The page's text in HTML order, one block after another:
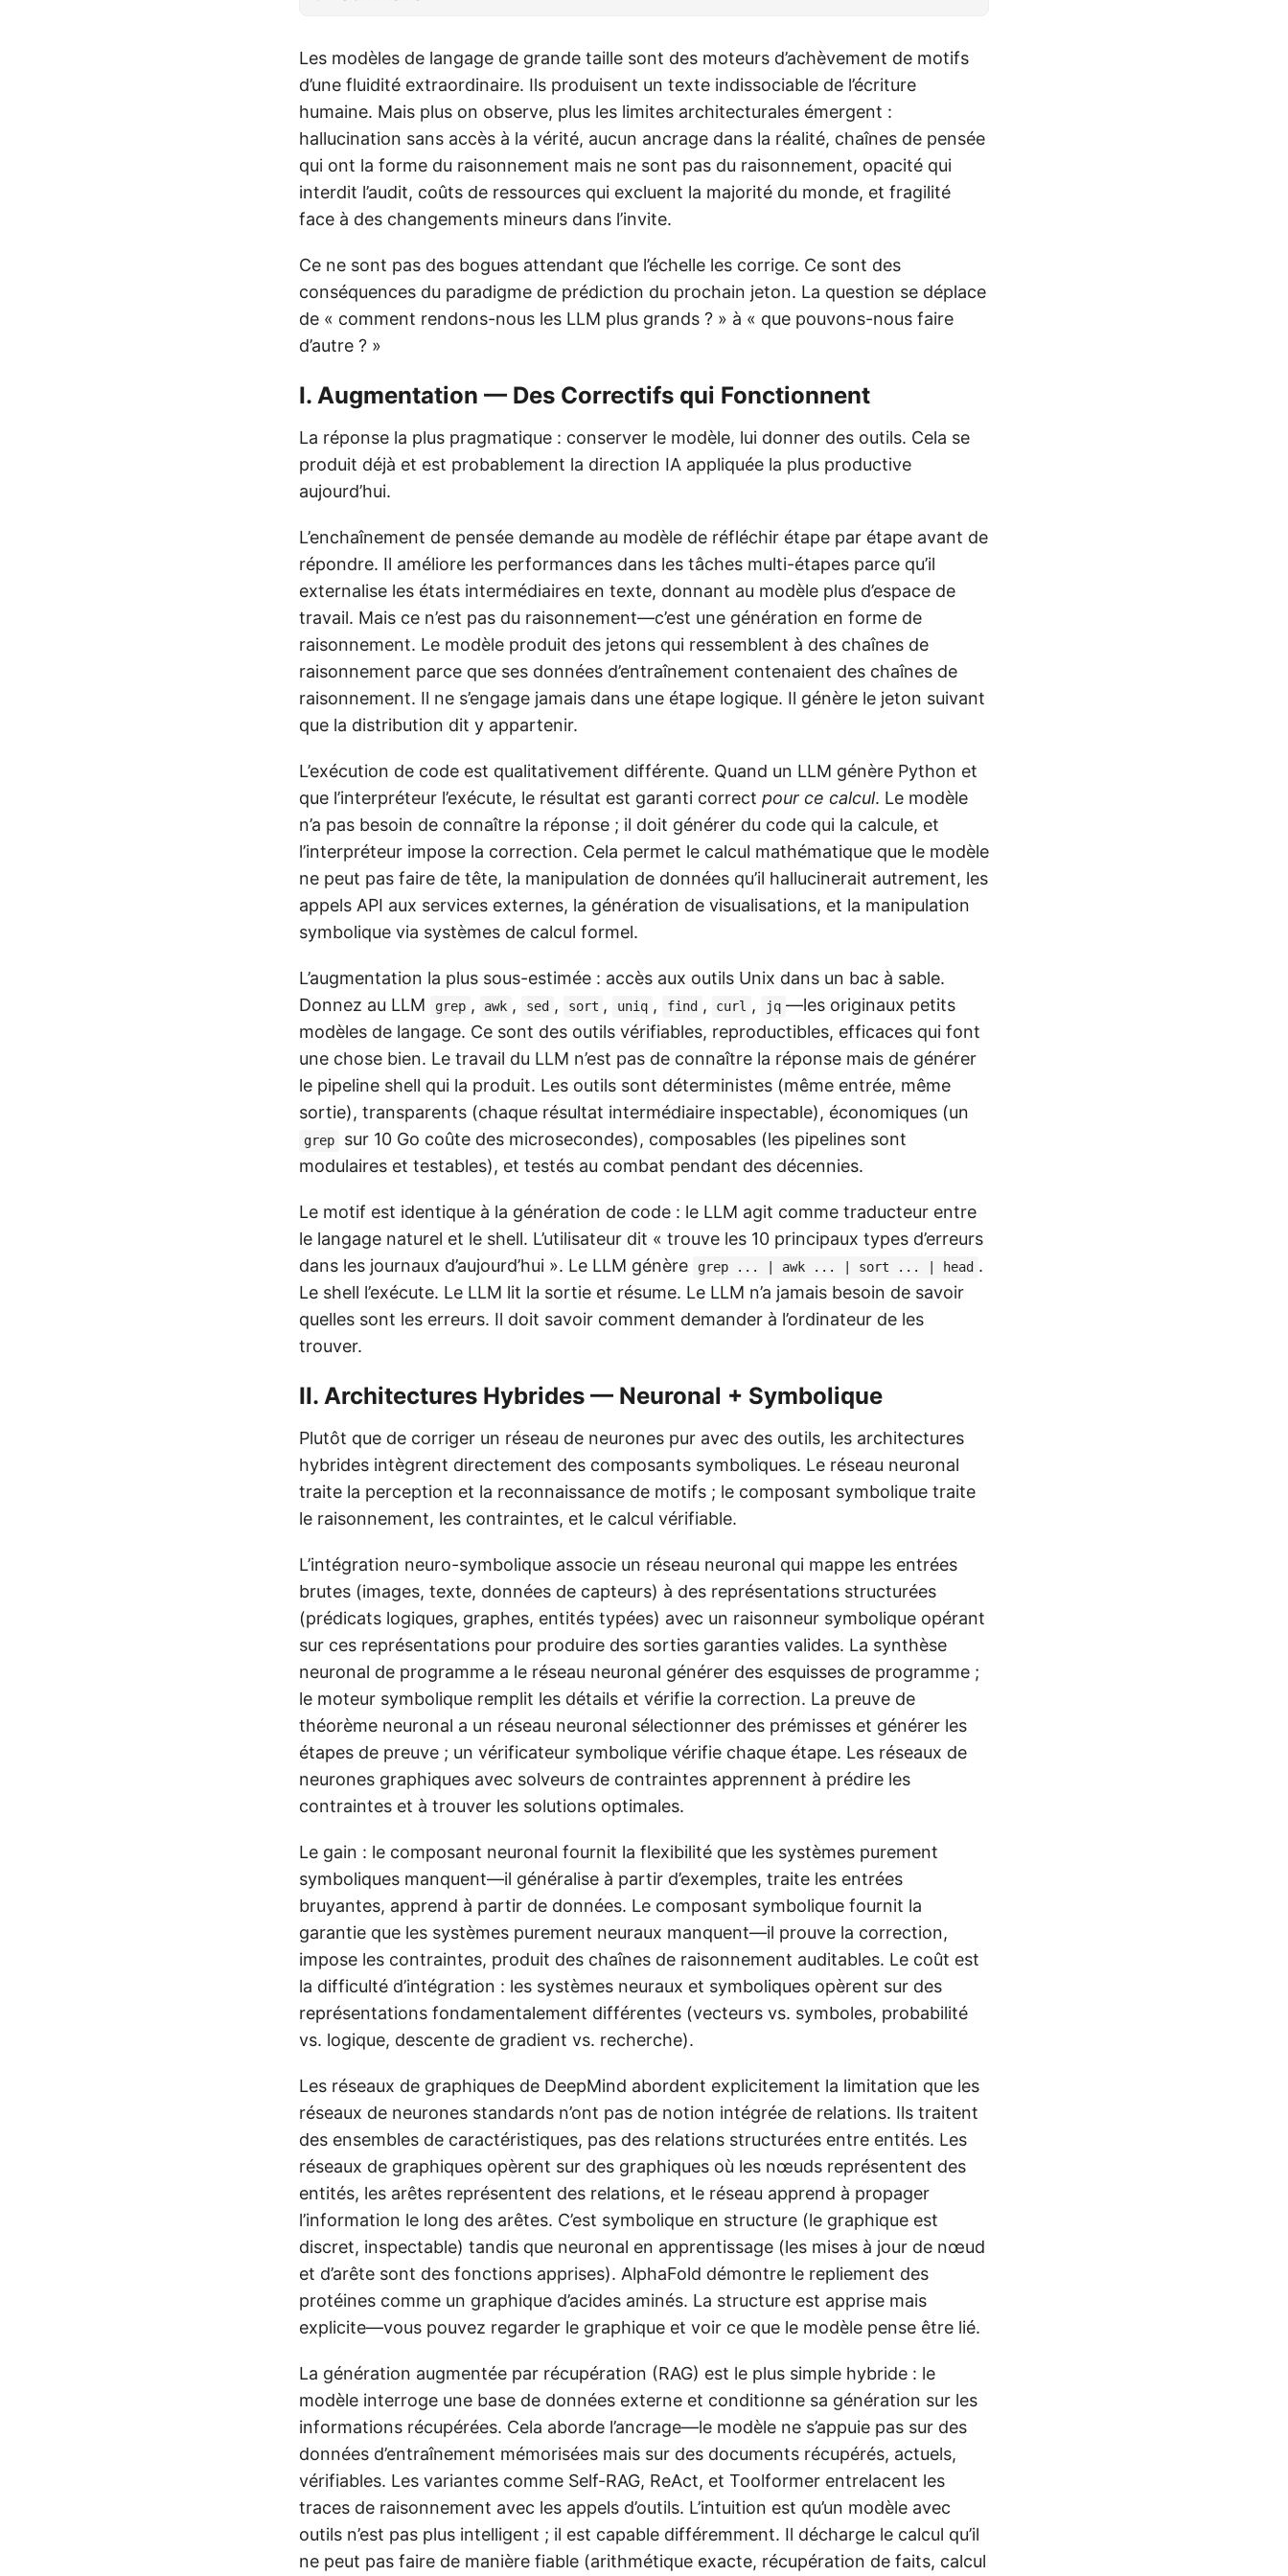
Les modèles de langage de grande taille sont des moteurs d’achèvement de motifs
d’une fluidité extraordinaire. Ils produisent un texte indissociable de l’écriture
humaine. Mais plus on observe, plus les limites architecturales émergent :
hallucination sans accès à la vérité, aucun ancrage dans la réalité, chaînes de pensée
qui ont la forme du raisonnement mais ne sont pas du raisonnement, opacité qui
interdit l’audit, coûts de ressources qui excluent la majorité du monde, et fragilité
face à des changements mineurs dans l’invite.
Ce ne sont pas des bogues attendant que l’échelle les corrige. Ce sont des
conséquences du paradigme de prédiction du prochain jeton. La question se déplace
de « comment rendons-nous les LLM plus grands ? » à « que pouvons-nous faire
d’autre ? »
I. Augmentation — Des Correctifs qui Fonctionnent
La réponse la plus pragmatique : conserver le modèle, lui donner des outils. Cela se
produit déjà et est probablement la direction IA appliquée la plus productive
aujourd’hui.
L’enchaînement de pensée demande au modèle de réfléchir étape par étape avant de
répondre. Il améliore les performances dans les tâches multi-étapes parce qu’il
externalise les états intermédiaires en texte, donnant au modèle plus d’espace de
travail. Mais ce n’est pas du raisonnement—c’est une génération en forme de
raisonnement. Le modèle produit des jetons qui ressemblent à des chaînes de
raisonnement parce que ses données d’entraînement contenaient des chaînes de
raisonnement. Il ne s’engage jamais dans une étape logique. Il génère le jeton suivant
que la distribution dit y appartenir.
L’exécution de code est qualitativement différente. Quand un LLM génère Python et
que l’interpréteur l’exécute, le résultat est garanti correct pour ce calcul. Le modèle
n’a pas besoin de connaître la réponse ; il doit générer du code qui la calcule, et
l’interpréteur impose la correction. Cela permet le calcul mathématique que le modèle
ne peut pas faire de tête, la manipulation de données qu’il hallucinerait autrement, les
appels API aux services externes, la génération de visualisations, et la manipulation
symbolique via systèmes de calcul formel.
L’augmentation la plus sous-estimée : accès aux outils Unix dans un bac à sable.
Donnez au LLM
grep , awk , sed , sort , uniq , find , curl , jq —les originaux petits
modèles de langage. Ce sont des outils vérifiables, reproductibles, efficaces qui font
une chose bien. Le travail du LLM n’est pas de connaître la réponse mais de générer
le pipeline shell qui la produit. Les outils sont déterministes (même entrée, même
sortie), transparents (chaque résultat intermédiaire inspectable), économiques (un
grep
sur 10 Go coûte des microsecondes), composables (les pipelines sont
modulaires et testables), et testés au combat pendant des décennies.
Le motif est identique à la génération de code : le LLM agit comme traducteur entre
le langage naturel et le shell. L’utilisateur dit « trouve les 10 principaux types d’erreurs
dans les journaux d’aujourd’hui ». Le LLM génère
grep ... | awk ... | sort ... | head .
Le shell l’exécute. Le LLM lit la sortie et résume. Le LLM n’a jamais besoin de savoir
quelles sont les erreurs. Il doit savoir comment demander à l’ordinateur de les
trouver.
II. Architectures Hybrides — Neuronal + Symbolique
Plutôt que de corriger un réseau de neurones pur avec des outils, les architectures
hybrides intègrent directement des composants symboliques. Le réseau neuronal
traite la perception et la reconnaissance de motifs ; le composant symbolique traite
le raisonnement, les contraintes, et le calcul vérifiable.
L’intégration neuro-symbolique associe un réseau neuronal qui mappe les entrées
brutes (images, texte, données de capteurs) à des représentations structurées
(prédicats logiques, graphes, entités typées) avec un raisonneur symbolique opérant
sur ces représentations pour produire des sorties garanties valides. La synthèse
neuronal de programme a le réseau neuronal générer des esquisses de programme ;
le moteur symbolique remplit les détails et vérifie la correction. La preuve de
théorème neuronal a un réseau neuronal sélectionner des prémisses et générer les
étapes de preuve ; un vérificateur symbolique vérifie chaque étape. Les réseaux de
neurones graphiques avec solveurs de contraintes apprennent à prédire les
contraintes et à trouver les solutions optimales.
Le gain : le composant neuronal fournit la flexibilité que les systèmes purement
symboliques manquent—il généralise à partir d’exemples, traite les entrées
bruyantes, apprend à partir de données. Le composant symbolique fournit la
garantie que les systèmes purement neuraux manquent—il prouve la correction,
impose les contraintes, produit des chaînes de raisonnement auditables. Le coût est
la difficulté d’intégration : les systèmes neuraux et symboliques opèrent sur des
représentations fondamentalement différentes (vecteurs vs. symboles, probabilité
vs. logique, descente de gradient vs. recherche).
Les réseaux de graphiques de DeepMind abordent explicitement la limitation que les
réseaux de neurones standards n’ont pas de notion intégrée de relations. Ils traitent
des ensembles de caractéristiques, pas des relations structurées entre entités. Les
réseaux de graphiques opèrent sur des graphiques où les nœuds représentent des
entités, les arêtes représentent des relations, et le réseau apprend à propager
l’information le long des arêtes. C’est symbolique en structure (le graphique est
discret, inspectable) tandis que neuronal en apprentissage (les mises à jour de nœud
et d’arête sont des fonctions apprises). AlphaFold démontre le repliement des
protéines comme un graphique d’acides aminés. La structure est apprise mais
explicite—vous pouvez regarder le graphique et voir ce que le modèle pense être lié.
La génération augmentée par récupération (RAG) est le plus simple hybride : le
modèle interroge une base de données externe et conditionne sa génération sur les
informations récupérées. Cela aborde l’ancrage—le modèle ne s’appuie pas sur des
données d’entraînement mémorisées mais sur des documents récupérés, actuels,
vérifiables. Les variantes comme Self-RAG, ReAct, et Toolformer entrelacent les
traces de raisonnement avec les appels d’outils. L’intuition est qu’un modèle avec
outils n’est pas plus intelligent ; il est capable différemment. Il décharge le calcul qu’il
ne peut pas faire de manière fiable (arithmétique exacte, récupération de faits, calcul